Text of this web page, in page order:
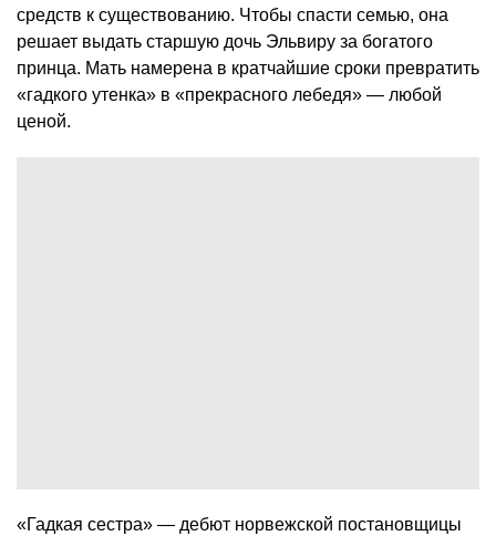
средств к существованию. Чтобы спасти семью, она
решает выдать старшую дочь Эльвиру за богатого
принца. Мать намерена в кратчайшие сроки превратить
«гадкого утенка» в «прекрасного лебедя» — любой
ценой.
«Гадкая сестра» — дебют норвежской постановщицы